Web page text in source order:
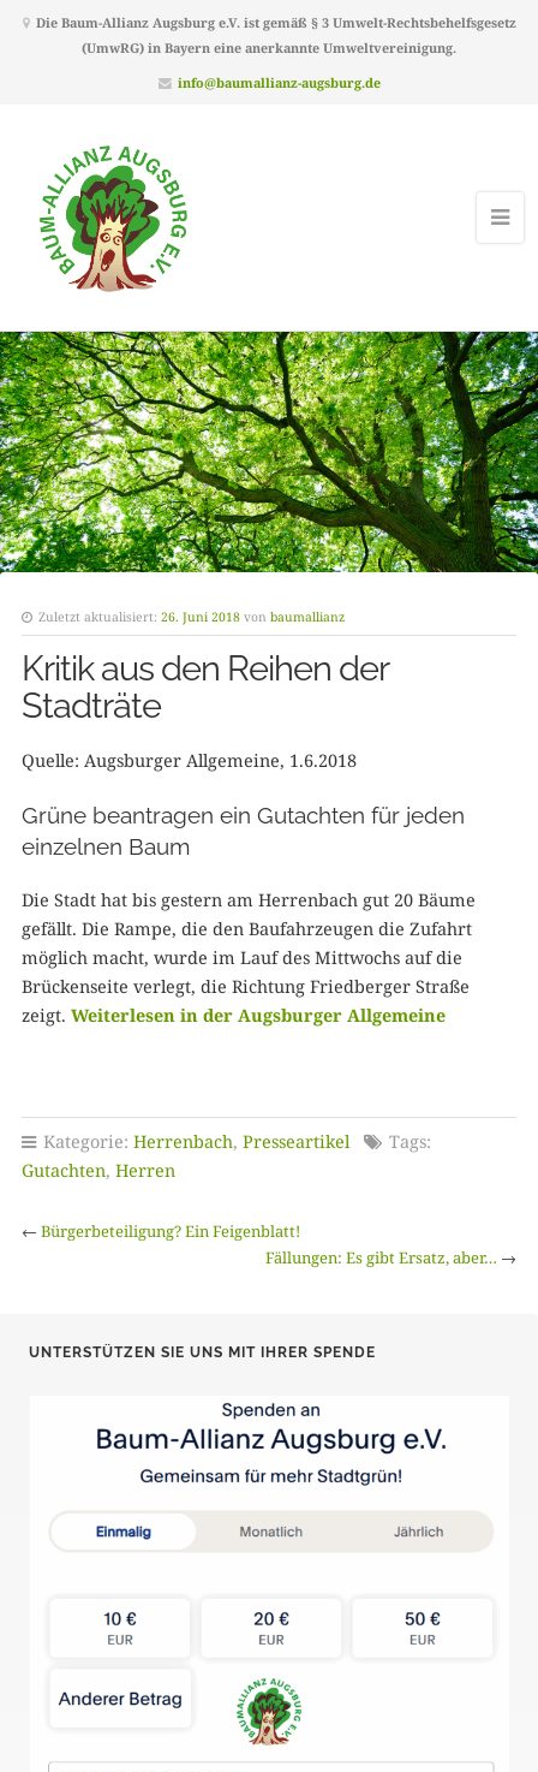
Die Baum-Allianz Augsburg e.V. ist gemäß § 3 Umwelt-Rechtsbehelfsgesetz
(UmwRG) in Bayern eine anerkannte Umweltvereinigung.
info@baumallianz-augsburg.de
Zuletzt aktualisiert: 26. Juni 2018 von baumallianz
Kritik aus den Reihen der
Stadträte
Quelle: Augsburger Allgemeine, 1.6.2018
Grüne beantragen ein Gutachten für jeden
einzelnen Baum
Die Stadt hat bis gestern am Herrenbach gut 20 Bäume
gefällt. Die Rampe, die den Baufahrzeugen die Zufahrt
möglich macht, wurde im Lauf des Mittwochs auf die
Brückenseite verlegt, die Richtung Friedberger Straße
zeigt. Weiterlesen in der Augsburger Allgemeine
Kategorie: Herrenbach, Presseartikel
Tags:
Gutachten, Herren
← Bürgerbeteiligung? Ein Feigenblatt!
Fällungen: Es gibt Ersatz, aber… →
UNTERSTÜTZEN SIE UNS MIT IHRER SPENDE